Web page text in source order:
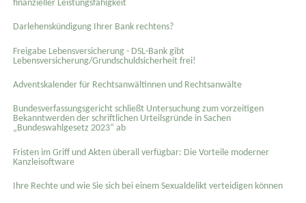
finanzieller Leistungsfähigkeit
Darlehenskündigung Ihrer Bank rechtens?
Freigabe Lebensversicherung - DSL-Bank gibt
Lebensversicherung/Grundschuldsicherheit frei!
Adventskalender für Rechtsanwältinnen und Rechtsanwälte
Bundesverfassungsgericht schließt Untersuchung zum vorzeitigen
Bekanntwerden der schriftlichen Urteilsgründe in Sachen
„Bundeswahlgesetz 2023“ ab
Fristen im Griff und Akten überall verfügbar: Die Vorteile moderner
Kanzleisoftware
Ihre Rechte und wie Sie sich bei einem Sexual­delikt verteidigen können